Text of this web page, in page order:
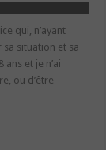
qui, n’ayant
situation et sa
et je n’ai
ou d’être